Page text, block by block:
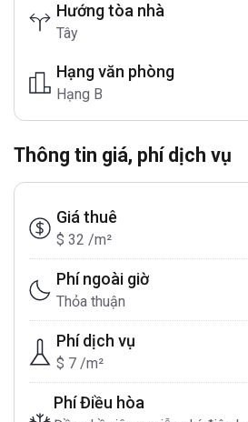
Hướng tòa nhà
Tây
Hạng văn phòng
Hạng B
Thông tin giá, phí dịch vụ
Giá thuê
$ 32 /m²
Phí ngoài giờ
Thỏa thuận
Phí dịch vụ
$ 7 /m²
Phí Điều hòa